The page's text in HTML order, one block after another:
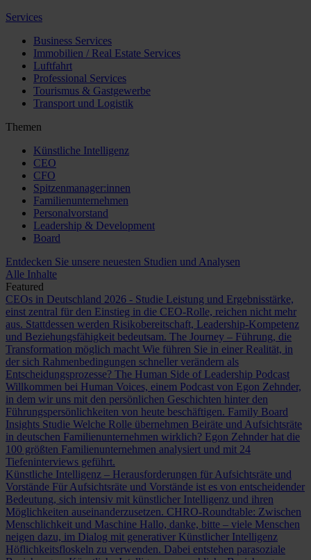
Services
Business Services
Immobilien / Real Estate Services
Luftfahrt
Professional Services
Tourismus & Gastgewerbe
Transport und Logistik
Themen
Künstliche Intelligenz
CEO
CFO
Spitzenmanager:innen
Familienunternehmen
Personalvorstand
Leadership & Development
Board
Entdecken Sie unsere neuesten Studien und Analysen
Alle Inhalte
Featured
CEOs in Deutschland 2026 - Studie Leistung und Ergebnisstärke,
einst zentral für den Einstieg in die CEO-Rolle, reichen nicht mehr
aus. Stattdessen werden Risikobereitschaft, Leadership-Kompetenz
und Beziehungsfähigkeit bedeutsam. The Journey – Führung, die
Transformation möglich macht Wie führen Sie in einer Realität, in
der sich Rahmenbedingungen schneller verändern als
Entscheidungsprozesse? The Human Side of Leadership Podcast
Willkommen bei Human Voices, einem Podcast von Egon Zehnder,
in dem wir uns mit den persönlichen Geschichten hinter den
Führungspersönlichkeiten von heute beschäftigen. Family Board
Insights Studie Welche Rolle übernehmen Beiräte und Aufsichtsräte
in deutschen Familienunternehmen wirklich? Egon Zehnder hat die
100 größten Familienunternehmen analysiert und mit 24
Tiefeninterviews geführt.
Künstliche Intelligenz – Herausforderungen für Aufsichtsräte und
Vorstände Für Aufsichtsräte und Vorstände ist es von entscheidender
Bedeutung, sich intensiv mit künstlicher Intelligenz und ihren
Möglichkeiten auseinanderzusetzen. CHRO-Roundtable: Zwischen
Menschlichkeit und Maschine Hallo, danke, bitte – viele Menschen
neigen dazu, im Dialog mit generativer Künstlicher Intelligenz
Höflichkeitsfloskeln zu verwenden. Dabei entstehen parasoziale